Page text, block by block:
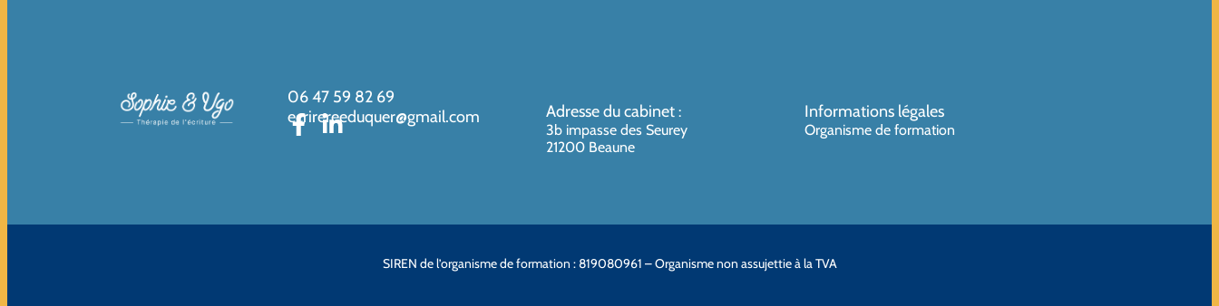
06 47 59 82 69
ecrirereeduquer@gmail.com
Adresse du cabinet:
3b impasse des Seurey
21200 Beaune
Informations légales
Organisme de formation
SIREN de l’organisme de formation : 819080961 – Organisme non assujettie à la TVA